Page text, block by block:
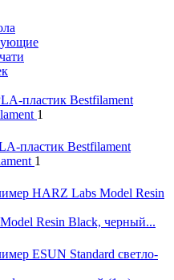
1
1
Resin Black, черный...